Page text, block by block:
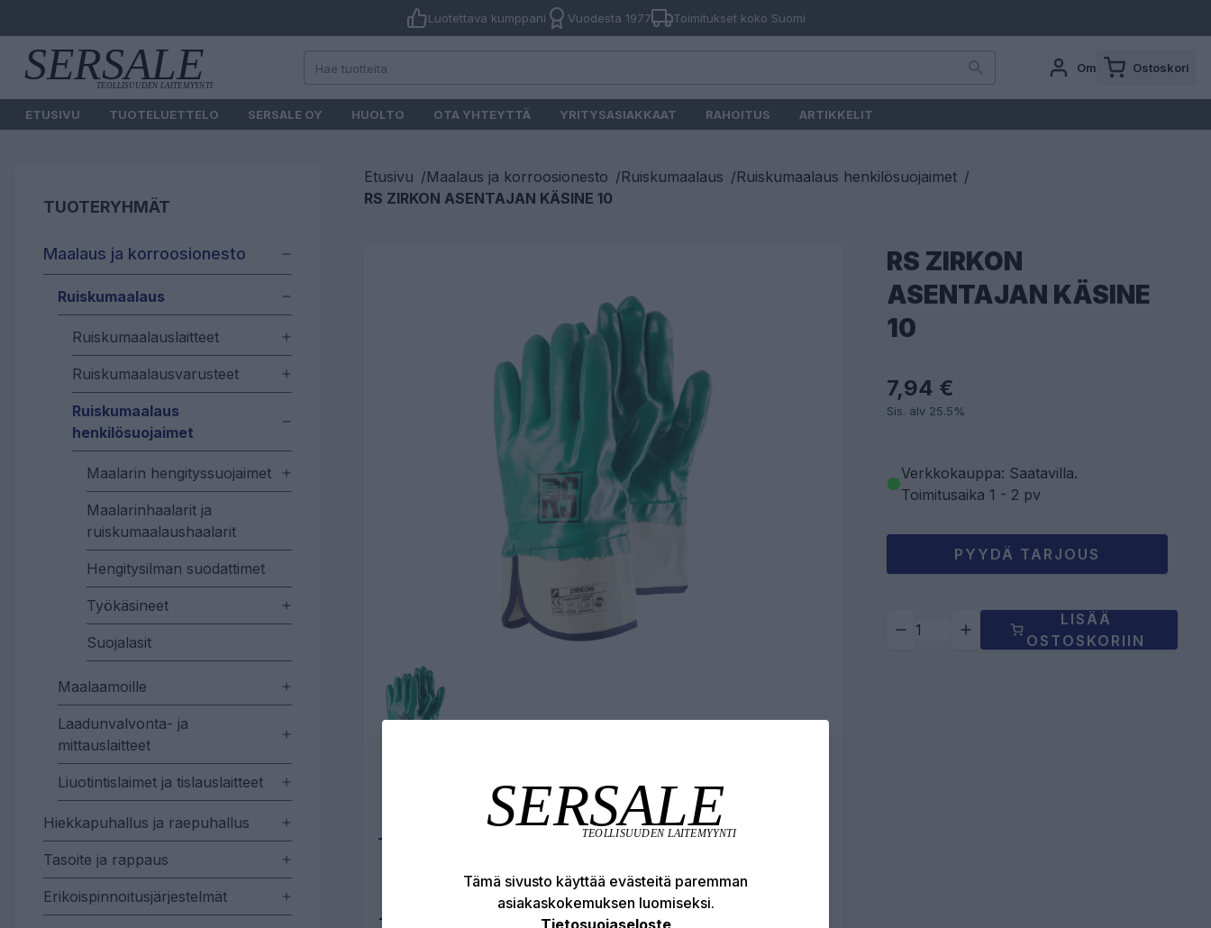
Luotettava kumppani Vuodesta 1977 Toimitukset koko Suomi
Oma tili Ostoskori
ETUSIVU TUOTELUETTELO SERSALE OY HUOLTO OTA YHTEYTTÄ YRITYSASIAKKAAT RAHOITUS ARTIKKELIT
TUOTERYHMÄT
Maalaus ja korroosionesto
Ruiskumaalaus
Ruiskumaalauslaitteet
Ruiskumaalausvarusteet
Ruiskumaalaus
henkilösuojaimet
Maalarin hengityssuojaimet
Maalarinhaalarit ja
ruiskumaalaushaalarit
Hengitysilman suodattimet
Työkäsineet
Suojalasit
Maalaamoille
Laadunvalvonta- ja
mittauslaitteet
Liuotintislaimet ja tislauslaitteet
Hiekkapuhallus ja raepuhallus
Tasoite ja rappaus
Erikoispinnoitusjärjestelmät
Etusivu /Maalaus ja korroosionesto /Ruiskumaalaus /Ruiskumaalaus henkilösuojaimet /
RS ZIRKON ASENTAJAN KÄSINE 10
Tuotekuvaus Tekniset edut
Tuotenumero: 71-RS-ZIRKON-10
RS ZIRKON
ASENTAJAN KÄSINE
10
7,94 €
Sis. alv 25.5%
Verkkokauppa: Saatavilla.
Toimitusaika 1 - 2 pv
PYYDÄ TARJOUS
LISÄÄ
OSTOSKORIIN
Tämä sivusto käyttää evästeitä paremman
asiakaskokemuksen luomiseksi.
Tietosuojaseloste